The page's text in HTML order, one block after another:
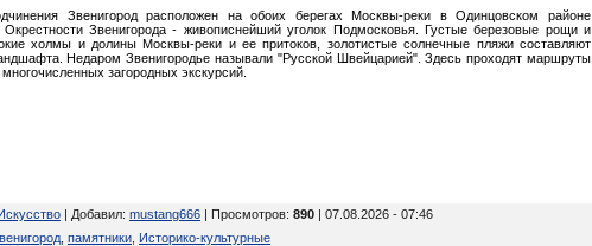
Звенигород расположен на обоих берегах Москвы-реки в Одинцовском районе
Окрестности Звенигорода - живописнейший уголок Подмосковья. Густые березовые рощи и
холмы и долины Москвы-реки и ее притоков, золотистые солнечные пляжи составляют
Недаром Звенигородье называли "Русской Швейцарией". Здесь проходят маршруты
загородных экскурсий.
| Добавил: mustang666 | Просмотров: 890 | 07.08.2026 - 07:46
памятники Историко-культурные